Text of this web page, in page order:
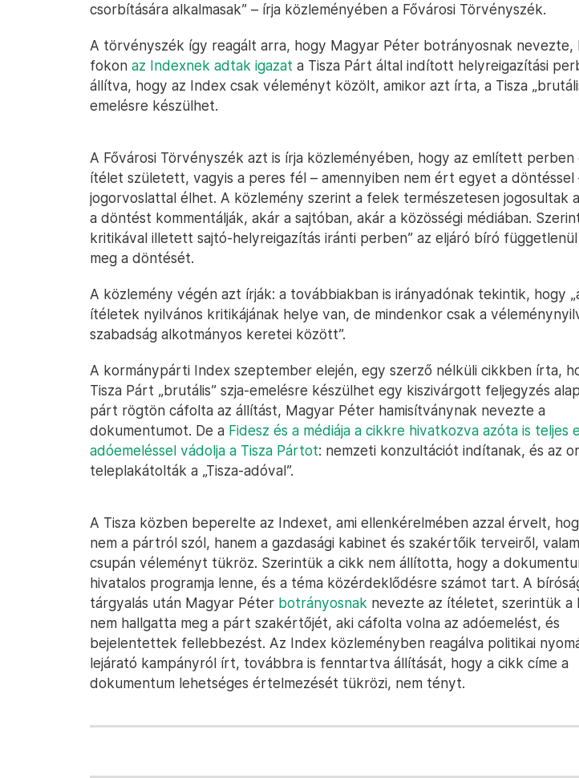
csorbítására alkalmasak” – írja közleményében a Fővárosi Törvényszék.
A törvényszék így reagált arra, hogy Magyar Péter botrányosnak nevezte,
fokon az Indexnek adtak igazat a Tisza Párt által indított helyreigazítási
állítva, hogy az Index csak véleményt közölt, amikor azt írta, a Tisza
emelésre készülhet.
A Fővárosi Törvényszék azt is írja közleményében, hogy az említett
ítélet született, vagyis a peres fél – amennyiben nem ért egyet a döntéssel
jogorvoslattal élhet. A közlemény szerint a felek természetesen jogosultak
a döntést kommentálják, akár a sajtóban, akár a közösségi médiában.
kritikával illetett sajtó-helyreigazítás iránti perben” az eljáró bíró
meg a döntését.
A közlemény végén azt írják: a továbbiakban is irányadónak tekintik, hogy
ítéletek nyilvános kritikájának helye van, de mindenkor csak a
szabadság alkotmányos keretei között”.
A kormánypárti Index szeptember elején, egy szerző nélküli cikkben írta,
Tisza Párt „brutális” szja-emelésre készülhet egy kiszivárgott feljegyzés
párt rögtön cáfolta az állítást, Magyar Péter hamisítványnak nevezte a
dokumentumot. De a Fidesz és a médiája a cikkre hivatkozva azóta is teljes
adóemeléssel vádolja a Tisza Pártot: nemzeti konzultációt indítanak, és az
teleplakátolták a „Tisza-adóval”.
A Tisza közben beperelte az Indexet, ami ellenkérelmében azzal érvelt,
nem a pártról szól, hanem a gazdasági kabinet és szakértőik terveiről,
csupán véleményt tükröz. Szerintük a cikk nem állította, hogy a
hivatalos programja lenne, és a téma közérdeklődésre számot tart. A
tárgyalás után Magyar Péter botrányosnak nevezte az ítéletet, szerintük a
nem hallgatta meg a párt szakértőjét, aki cáfolta volna az adóemelést, és
bejelentettek fellebbezést. Az Index közleményben reagálva politikai
lejárató kampányról írt, továbbra is fenntartva állítását, hogy a cikk címe a
dokumentum lehetséges értelmezését tükrözi, nem tényt.